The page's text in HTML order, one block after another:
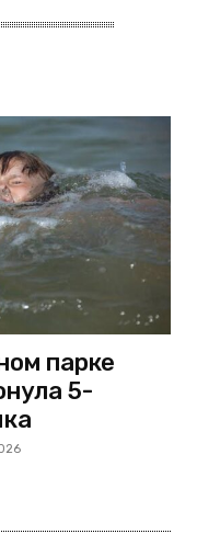
парке
5-